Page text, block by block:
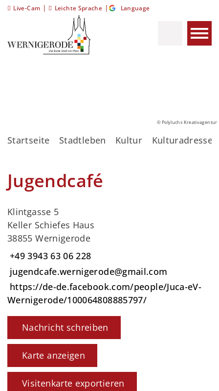
Live-Cam | Leichte Sprache | Language
© Polyluchs Kreativagentur
Startseite Stadtleben Kultur Kulturadressen
Jugendcafé
Klintgasse 5
Keller Schiefes Haus
38855 Wernigerode
+49 3943 63 06 228
jugendcafe.wernigerode@gmail.com
https://de-de.facebook.com/people/Juca-eV-
Wernigerode/100064808885797/
Nachricht schreiben
Karte anzeigen
Visitenkarte exportieren